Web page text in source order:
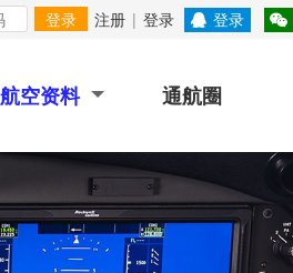
登录 注册 | 登录 登录
航空资料 通航圈